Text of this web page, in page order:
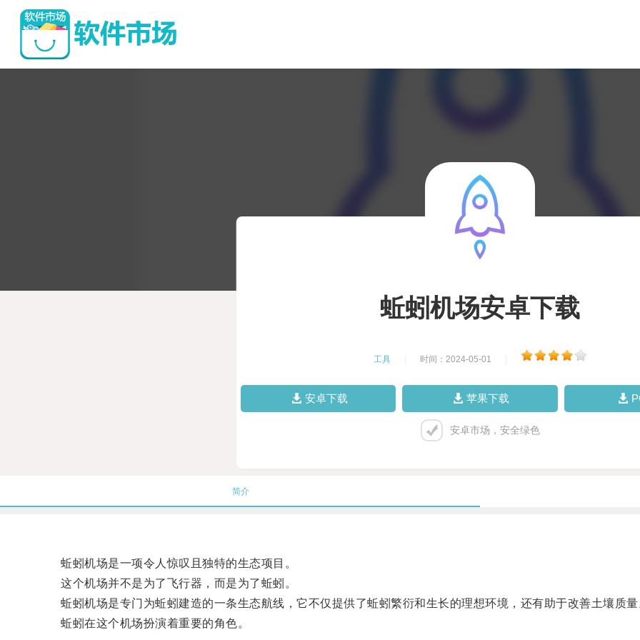
蚯蚓机场安卓下载
工具 时间：2024-05-01
安卓下载 苹果下载
安卓市场，安全绿色
简介
蚯蚓机场是一项令人惊叹且独特的生态项目。
这个机场并不是为了飞行器，而是为了蚯蚓。
蚯蚓机场是专门为蚯蚓建造的一条生态航线，它不仅提供了蚯蚓繁衍和生长的理想环境，还有助于改善土壤质量
蚯蚓在这个机场扮演着重要的角色。